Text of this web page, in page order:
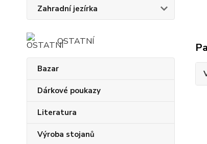
Zahradní jezírka
OSTATNÍ
Bazar
Dárkové poukazy
Literatura
Výroba stojanů